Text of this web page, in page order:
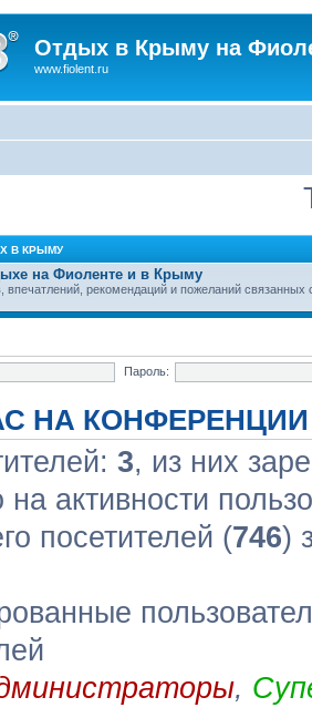
Отдых в Крыму на
www.fiolent.ru
В КРЫМУ
на Фиоленте и в Крыму
впечатлений, рекомендаций и пожеланий связанных
Пароль:
НА КОНФЕРЕНЦИИ
3, из них
на активности
посетителей (746)
,